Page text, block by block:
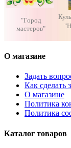
"Город
мастеров"
О магазине
Задать
Как сделать
О магазине
Политика
Политика
Каталог товаров